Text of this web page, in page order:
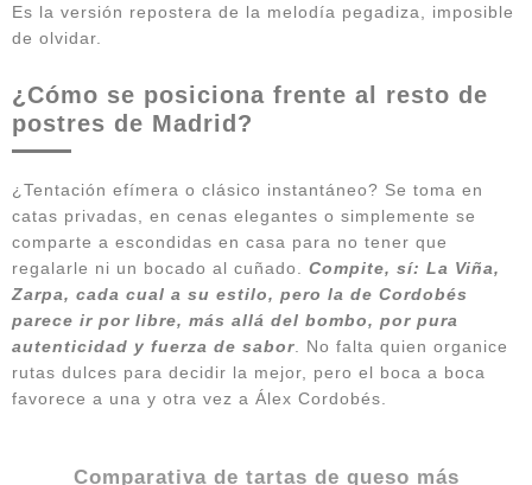
Es la versión repostera de la melodía pegadiza, imposible
de olvidar.
¿Cómo se posiciona frente al resto de
postres de Madrid?
¿Tentación efímera o clásico instantáneo? Se toma en
catas privadas, en cenas elegantes o simplemente se
comparte a escondidas en casa para no tener que
regalarle ni un bocado al cuñado. Compite, sí: La Viña,
Zarpa, cada cual a su estilo, pero la de Cordobés
parece ir por libre, más allá del bombo, por pura
autenticidad y fuerza de sabor . No falta quien organice
rutas dulces para decidir la mejor, pero el boca a boca
favorece a una y otra vez a Álex Cordobés.
Comparativa de tartas de queso más